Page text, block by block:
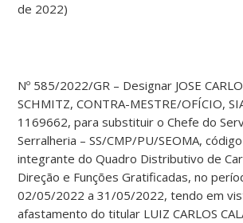
de 2022)
Nº 585/2022/GR – Designar JOSE
SCHMITZ, CONTRA-MESTRE/OFÍCIO,
1169662, para substituir o Chefe do
Serralheria – SS/CMP/PU/SEOMA,
integrante do Quadro Distributivo de
Direção e Funções Gratificadas, no
02/05/2022 a 31/05/2022, tendo em
afastamento do titular LUIZ CARLOS